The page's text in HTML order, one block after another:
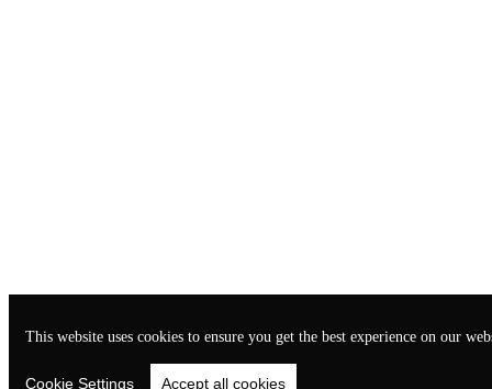
This website uses cookies to ensure you get the best experience on our
Cookie Settings Accept all cookies